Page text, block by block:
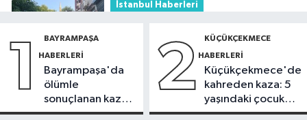
İstanbul Haberleri
yıllık birikimi saniyeler içinde gitti
Güncel
1 BAYRAMPAŞA
HABERLERI
Bayrampaşa'da
ölümle
sonuçlanan kaza:
Sürücü
2 KÜÇÜKÇEKMECE
HABERLERI
Küçükçekmece'de
kahreden kaza: 5
yaşındaki çocuk
yoğun bakımda